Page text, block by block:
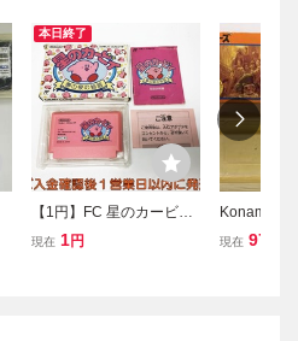
本日終了
【1円】FC 星のカービィ
夢の泉の物語 ゲームソフ
現在 1円
Konami グ
ミコン FC
現在 970